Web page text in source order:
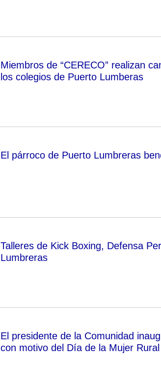
Miembros de “CERECO” realizan
los colegios de Puerto Lumberas
El párroco de Puerto Lumbreras
Talleres de Kick Boxing, Defensa
Lumbreras
El presidente de la Comunidad
con motivo del Día de la Mujer Rural